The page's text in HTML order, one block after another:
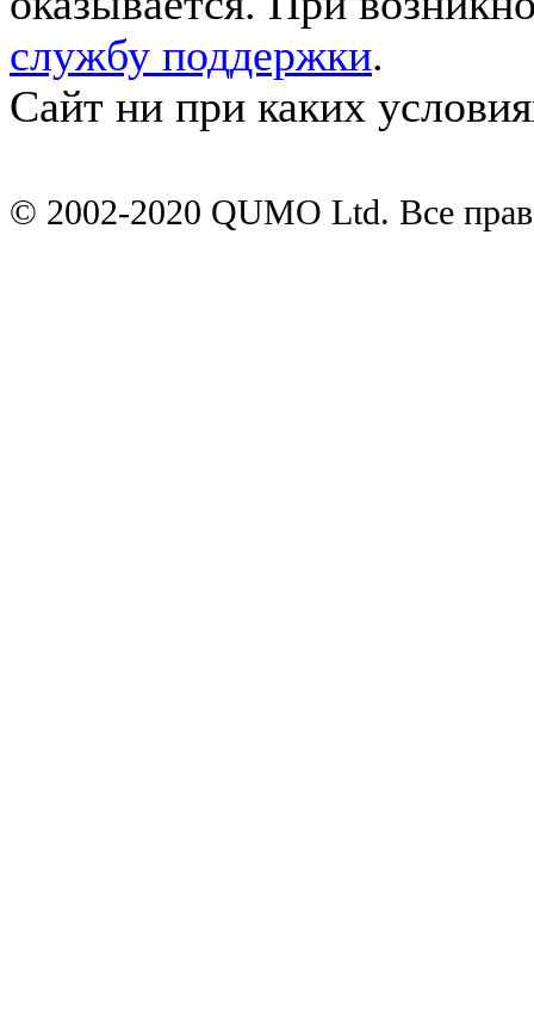
службу поддержки.
Сайт ни при каких
© 2002-2020 QUMO Ltd. Все